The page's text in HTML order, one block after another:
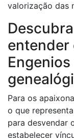
valorização das
entender
Para os
o que
para desvendar
estabelecer